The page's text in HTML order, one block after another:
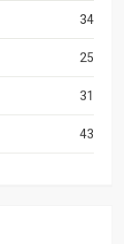
34
25
31
43